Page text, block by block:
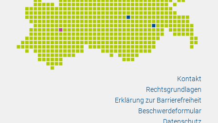
Kontakt
Rechtsgrundlagen
Erklärung zur Barrierefreiheit
Beschwerdeformular
Datenschutz